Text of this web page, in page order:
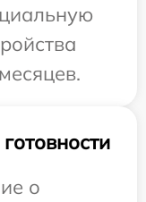
о